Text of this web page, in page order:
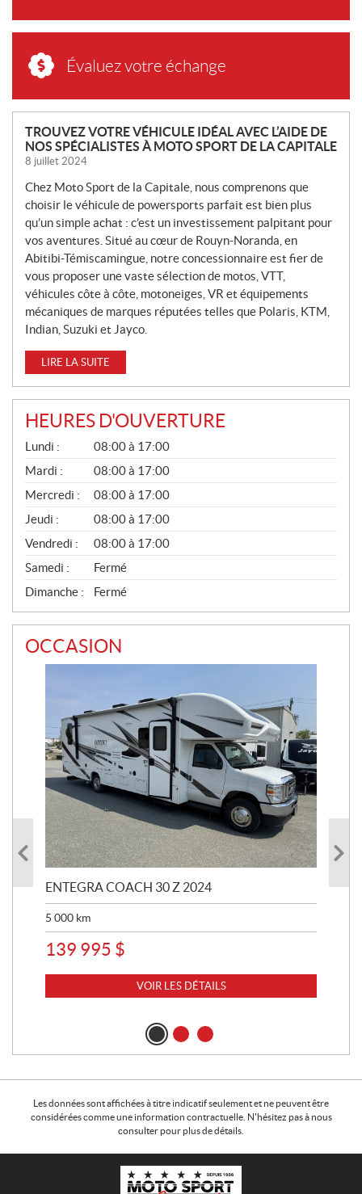
Évaluez votre échange
N
O
U
V
E
L
L
E
S
TROUVEZ VOTRE VÉHICULE IDÉAL AVEC L’AIDE DE
NOS SPÉCIALISTES À MOTO SPORT DE LA CAPITALE
8 juillet 2024
Chez Moto Sport de la Capitale, nous comprenons que
choisir le véhicule de powersports parfait est bien plus
qu’un simple achat : c’est un investissement palpitant pour
vos aventures. Situé au cœur de Rouyn-Noranda, en
Abitibi-Témiscamingue, notre concessionnaire est fier de
vous proposer une vaste sélection de motos, VTT,
véhicules côte à côte, motoneiges, VR et équipements
mécaniques de marques réputées telles que Polaris, KTM,
Indian, Suzuki et Jayco.
LIRE LA SUITE
HEURES D'OUVERTURE
G
É
N
É
R
A
L
Lundi :
08:00 à 17:00
Mardi :
08:00 à 17:00
Mercredi :
08:00 à 17:00
Jeudi :
08:00 à 17:00
Vendredi :
08:00 à 17:00
Samedi :
Fermé
Dimanche :
Fermé
OCCASION
ENTEGRA COACH 30 Z 2024
5 000 km
139 995 $
VOIR LES DÉTAILS
Les données sont affichées à titre indicatif seulement et ne peuvent être
considérées comme une information contractuelle. N'hésitez pas à nous
consulter pour plus de détails.